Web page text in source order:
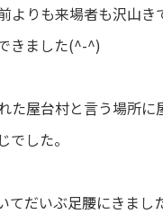
りも来場者も沢山き
きました(^-^)
屋台村と言う場所
した。
てだいぶ足腰にきまし